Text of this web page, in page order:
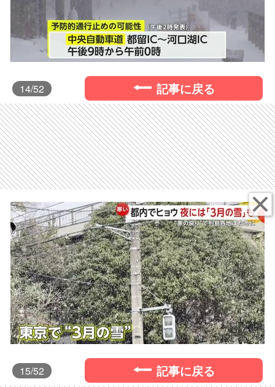
14/52 記事に戻る
15/52 記事に戻る